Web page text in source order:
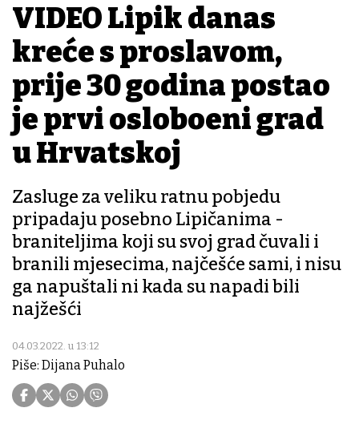
VIDEO Lipik danas
kreće s proslavom,
prije 30 godina postao
je prvi oslobođeni grad
u Hrvatskoj
Zasluge za veliku ratnu pobjedu
pripadaju posebno Lipičanima -
braniteljima koji su svoj grad čuvali i
branili mjesecima, najčešće sami, i nisu
ga napuštali ni kada su napadi bili
najžešći
04.03.2022. u 13:12
Piše: Dijana Puhalo